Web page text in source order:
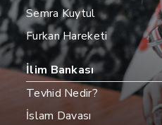
Semra Kuytul
Furkan Hareketi
İlim Bankası
Tevhid Nedir?
İslam Davası